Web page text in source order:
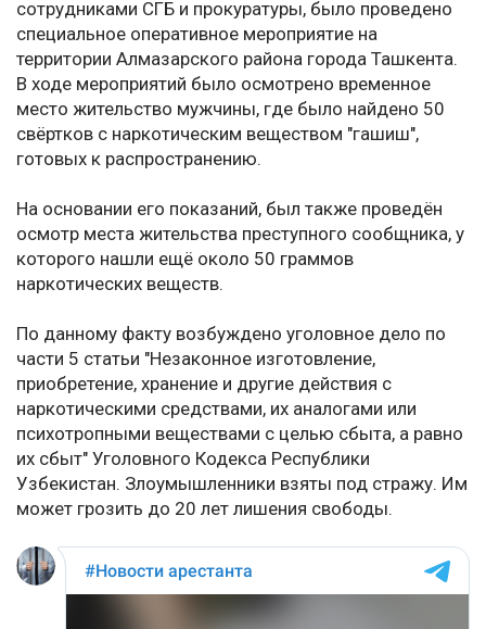
сотрудниками СГБ и прокуратуры, было проведено
специальное оперативное мероприятие на
территории Алмазарского района города Ташкента.
В ходе мероприятий было осмотрено временное
место жительство мужчины, где было найдено 50
свёртков с наркотическим веществом "гашиш",
готовых к распространению.
На основании его показаний, был также проведён
осмотр места жительства преступного сообщника, у
которого нашли ещё около 50 граммов
наркотических веществ.
По данному факту возбуждено уголовное дело по
части 5 статьи "Незаконное изготовление,
приобретение, хранение и другие действия с
наркотическими средствами, их аналогами или
психотропными веществами с целью сбыта, а равно
их сбыт" Уголовного Кодекса Республики
Узбекистан. Злоумышленники взяты под стражу. Им
может грозить до 20 лет лишения свободы.